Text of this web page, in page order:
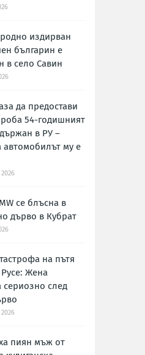
издирван
българин е
в село Савин
да предостави
54-годишният
в РУ –
автомобилът му е
се блъсна в
дърво в Кубрат
на пътя
Жена
сериозно след
пиян мъж от